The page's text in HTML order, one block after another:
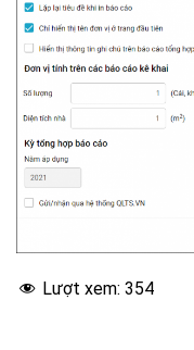
Lượt xem: 354